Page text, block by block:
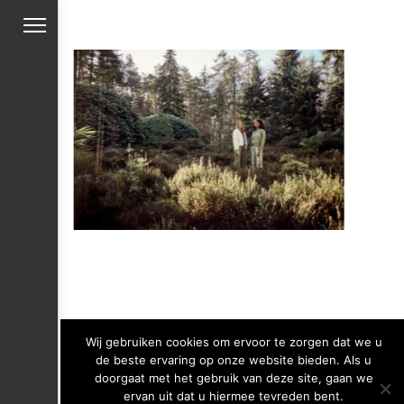
Wij gebruiken cookies om ervoor te zorgen dat we u
de beste ervaring op onze website bieden. Als u
doorgaat met het gebruik van deze site, gaan we
ervan uit dat u hiermee tevreden bent.